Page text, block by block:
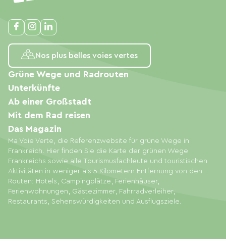
Nos plus belles voies vertes
Ma Voie Verte, die Referenzwebsite für grüne Wege in
Frankreich. Hier finden Sie die Karte der grünen Wege
Frankreichs sowie alle Tourismusfachleute und touristischen
Aktivitäten in weniger als 5 Kilometern Entfernung von den
Routen: Hotels, Campingplätze, Ferienhäuser,
Ferienwohnungen, Gästezimmer, Fahrradverleiher,
Restaurants, Sehenswürdigkeiten und Ausflugsziele.
Grüne Wege und Radrouten
Unterkünfte
Ab einer Großstadt
Mit dem Rad reisen
Das Magazin